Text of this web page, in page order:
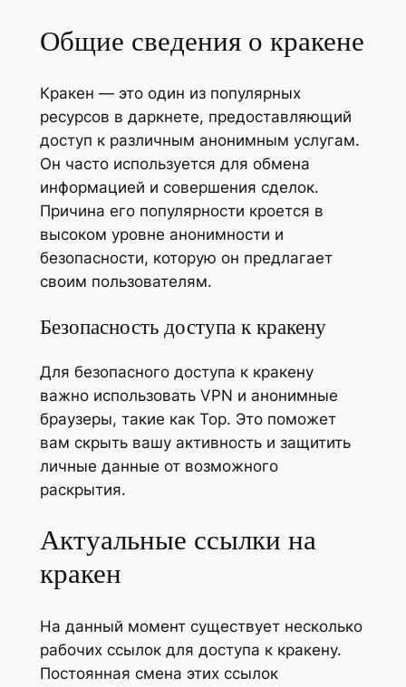
Общие сведения о кракене
Кракен — это один из популярных
ресурсов в даркнете, предоставляющий
доступ к различным анонимным услугам.
Он часто используется для обмена
информацией и совершения сделок.
Причина его популярности кроется в
высоком уровне анонимности и
безопасности, которую он предлагает
своим пользователям.
Безопасность доступа к кракену
Для безопасного доступа к кракену
важно использовать VPN и анонимные
браузеры, такие как Тор. Это поможет
вам скрыть вашу активность и защитить
личные данные от возможного
раскрытия.
Актуальные ссылки на
кракен
На данный момент существует несколько
рабочих ссылок для доступа к кракену.
Постоянная смена этих ссылок